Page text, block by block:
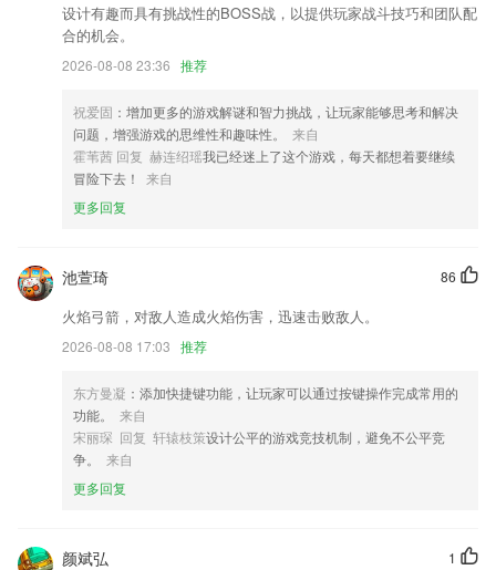
文库「课本」目录内容与中小学语文课本同步
OA审批红点更换成数字展示
支持无限制记账数据导出Excel功能
联系我们
以上就是免费看球网站的介绍，如果您喜欢这款软件，您可以到应用商店
进行打分评论，说出您的使用经历，以帮助我们更好的对产品进行优化修
设计有趣而具有挑战性的BOSS战，以提供玩家战斗技巧和团队配
合的机会。
2026-08-08 23:36 推荐
祝爱固 ：增加更多的游戏解谜和智力挑战，让玩家能够思考和解决
问题，增强游戏的思维性和趣味性。
来自
霍苇茜 回复 赫连绍瑶我已经迷上了这个游戏，每天都想着要继续
冒险下去！
来自
更多回复
86
池萱琦
火焰弓箭，对敌人造成火焰伤害，迅速击败敌人。
2026-08-08 17:03 推荐
东方曼凝 ：添加快捷键功能，让玩家可以通过按键操作完成常用的
功能。
来自
宋丽琛 回复 轩辕枝策设计公平的游戏竞技机制，避免不公平竞
争。
来自
更多回复
1
颜斌弘